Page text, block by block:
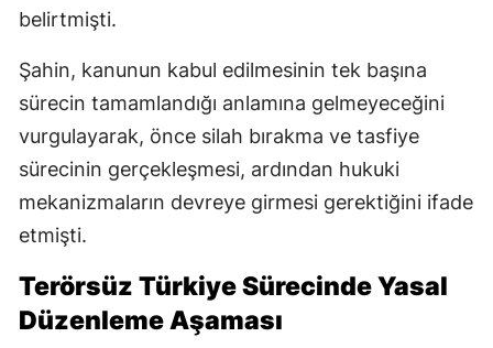
belirtmişti.
Şahin, kanunun kabul edilmesinin tek başına
sürecin tamamlandığı anlamına gelmeyeceğini
vurgulayarak, önce silah bırakma ve tasfiye
sürecinin gerçekleşmesi, ardından hukuki
mekanizmaların devreye girmesi gerektiğini ifade
etmişti.
Terörsüz Türkiye Sürecinde Yasal
Düzenleme Aşaması